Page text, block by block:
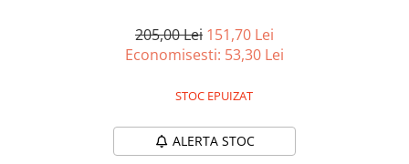
Alte produse Hobby205,00 Lei 151,70 Lei
Economisesti: 53,30 Lei
STOC EPUIZAT
ALERTA STOC